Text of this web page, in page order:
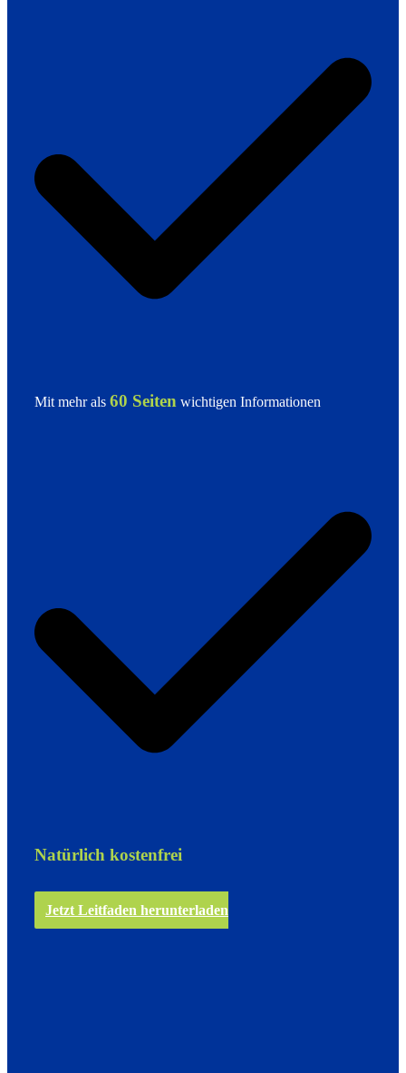
Mit mehr als 60 Seiten wichtigen Informationen
Natürlich kostenfrei
Jetzt Leitfaden herunterladen